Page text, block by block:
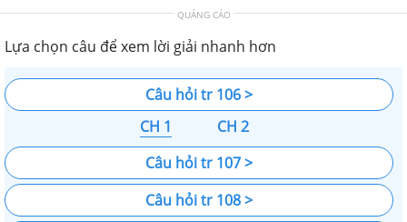
QUẢNG CÁO
Lựa chọn câu để xem lời giải nhanh hơn
Câu hỏi tr 106 >
CH 1
CH 2
Câu hỏi tr 107 >
Câu hỏi tr 108 >